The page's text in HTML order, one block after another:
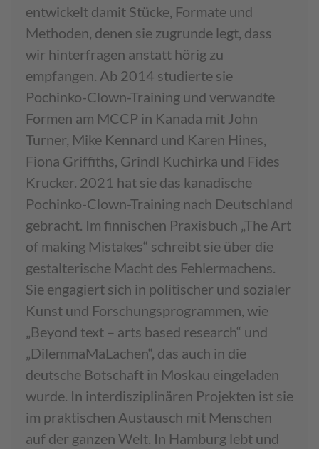
entwickelt damit Stücke, Formate und
Methoden, denen sie zugrunde legt, dass
wir hinterfragen anstatt hörig zu
empfangen. Ab 2014 studierte sie
Pochinko-Clown-Training und verwandte
Formen am MCCP in Kanada mit John
Turner, Mike Kennard und Karen Hines,
Fiona Griffiths, Grindl Kuchirka und Fides
Krucker. 2021 hat sie das kanadische
Pochinko-Clown-Training nach Deutschland
gebracht. Im finnischen Praxisbuch „The Art
of making Mistakes“ schreibt sie über die
gestalterische Macht des Fehlermachens.
Sie engagiert sich in politischer und sozialer
Kunst und Forschungsprogrammen, wie
„Beyond text – arts based research“ und
„DilemmaMaLachen“, das auch in die
deutsche Botschaft in Moskau eingeladen
wurde. In interdisziplinären Projekten ist sie
im praktischen Austausch mit Menschen
auf der ganzen Welt. In Hamburg lebt und